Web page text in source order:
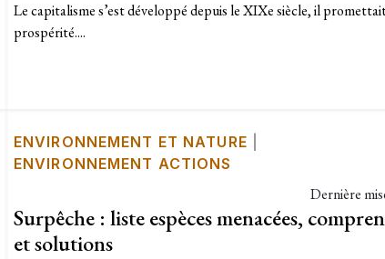
Le capitalisme s’est développé depuis le XIXe siècle, il
prospérité....
ENVIRONNEMENT ET NATURE
ENVIRONNEMENT ACTIONS
Dernière
Surpêche : liste espèces menacées,
et solutions